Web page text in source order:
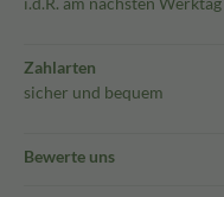
Zahlarten
sicher und bequem
Bewerte uns